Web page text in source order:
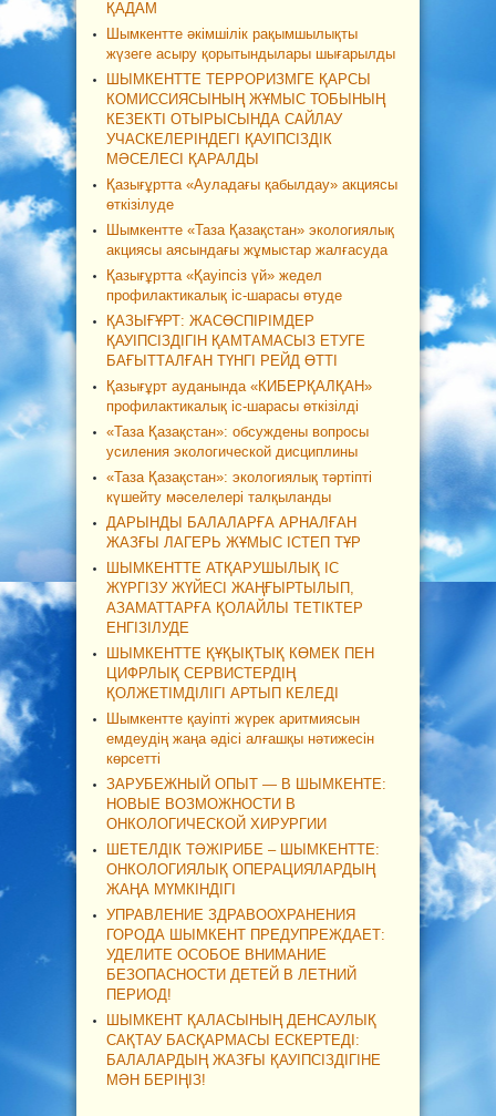
ҚАДАМ
Шымкентте әкімшілік рақымшылықты
жүзеге асыру қорытындылары шығарылды
ШЫМКЕНТТЕ ТЕРРОРИЗМГЕ ҚАРСЫ
КОМИССИЯСЫНЫҢ ЖҰМЫС ТОБЫНЫҢ
КЕЗЕКТІ ОТЫРЫСЫНДА САЙЛАУ
УЧАСКЕЛЕРІНДЕГІ ҚАУІПСІЗДІК
МӘСЕЛЕСІ ҚАРАЛДЫ
Қазығұртта «Ауладағы қабылдау» акциясы
өткізілуде
Шымкентте «Таза Қазақстан» экологиялық
акциясы аясындағы жұмыстар жалғасуда
Қазығұртта «Қауіпсіз үй» жедел
профилактикалық іс-шарасы өтуде
ҚАЗЫҒҰРТ: ЖАСӨСПІРІМДЕР
ҚАУІПСІЗДІГІН ҚАМТАМАСЫЗ ЕТУГЕ
БАҒЫТТАЛҒАН ТҮНГІ РЕЙД ӨТТІ
Қазығұрт ауданында «КИБЕРҚАЛҚАН»
профилактикалық іс-шарасы өткізілді
«Таза Қазақстан»: обсуждены вопросы
усиления экологической дисциплины
«Таза Қазақстан»: экологиялық тәртіпті
күшейту мәселелері талқыланды
ДАРЫНДЫ БАЛАЛАРҒА АРНАЛҒАН
ЖАЗҒЫ ЛАГЕРЬ ЖҰМЫС ІСТЕП ТҰР
ШЫМКЕНТТЕ АТҚАРУШЫЛЫҚ ІС
ЖҮРГІЗУ ЖҮЙЕСІ ЖАҢҒЫРТЫЛЫП,
АЗАМАТТАРҒА ҚОЛАЙЛЫ ТЕТІКТЕР
ЕНГІЗІЛУДЕ
ШЫМКЕНТТЕ ҚҰҚЫҚТЫҚ КӨМЕК ПЕН
ЦИФРЛЫҚ СЕРВИСТЕРДІҢ
ҚОЛЖЕТІМДІЛІГІ АРТЫП КЕЛЕДІ
Шымкентте қауіпті жүрек аритмиясын
емдеудің жаңа әдісі алғашқы нәтижесін
көрсетті
ЗАРУБЕЖНЫЙ ОПЫТ — В ШЫМКЕНТЕ:
НОВЫЕ ВОЗМОЖНОСТИ В
ОНКОЛОГИЧЕСКОЙ ХИРУРГИИ
ШЕТЕЛДІК ТӘЖІРИБЕ – ШЫМКЕНТТЕ:
ОНКОЛОГИЯЛЫҚ ОПЕРАЦИЯЛАРДЫҢ
ЖАҢА МҮМКІНДІГІ
УПРАВЛЕНИЕ ЗДРАВООХРАНЕНИЯ
ГОРОДА ШЫМКЕНТ ПРЕДУПРЕЖДАЕТ:
УДЕЛИТЕ ОСОБОЕ ВНИМАНИЕ
БЕЗОПАСНОСТИ ДЕТЕЙ В ЛЕТНИЙ
ПЕРИОД!
ШЫМКЕНТ ҚАЛАСЫНЫҢ ДЕНСАУЛЫҚ
САҚТАУ БАСҚАРМАСЫ ЕСКЕРТЕДІ:
БАЛАЛАРДЫҢ ЖАЗҒЫ ҚАУІПСІЗДІГІНЕ
МӘН БЕРІҢІЗ!